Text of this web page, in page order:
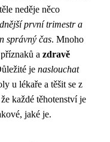
neděje něco
první trimestr a
správný čas. Mnoho
a zdravě
je naslouchat
u lékaře a těšit se z
každé těhotenství je
jaké je.